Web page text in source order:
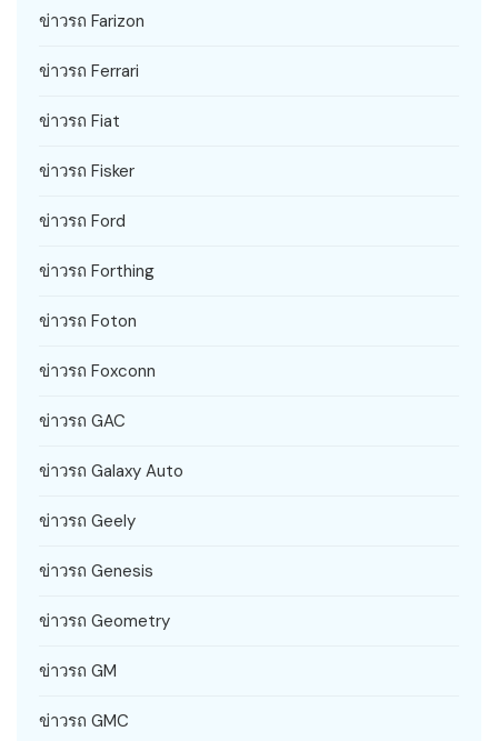
ข่าวรถ Farizon
ข่าวรถ Ferrari
ข่าวรถ Fiat
ข่าวรถ Fisker
ข่าวรถ Ford
ข่าวรถ Forthing
ข่าวรถ Foton
ข่าวรถ Foxconn
ข่าวรถ GAC
ข่าวรถ Galaxy Auto
ข่าวรถ Geely
ข่าวรถ Genesis
ข่าวรถ Geometry
ข่าวรถ GM
ข่าวรถ GMC